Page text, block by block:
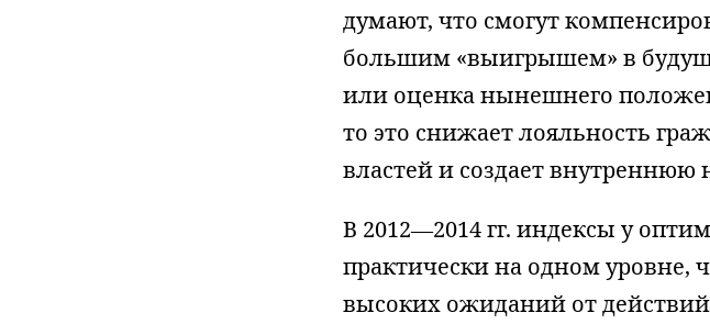
думают, что смогут
большим «выигрышем» в
или оценка нынешнего
то это снижает лояльность
властей и создает внутреннюю
В 2012—2014 гг. индексы у
практически на одном уровне,
высоких ожиданий от